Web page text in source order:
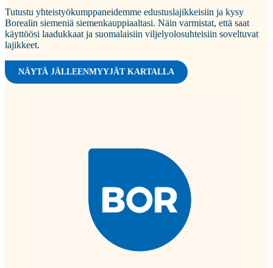
Tutustu yhteistyökumppaneidemme edustuslajikkeisiin ja kysy
Borealin siemeniä siemenkauppiaaltasi. Näin varmistat, että saat
käyttöösi laadukkaat ja suomalaisiin viljelyolosuhteisiin soveltuvat
lajikkeet.
NÄYTÄ JÄLLEENMYYJÄT KARTALLA